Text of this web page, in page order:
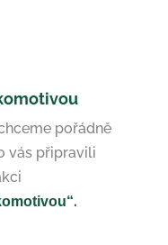
pořádně
vás připravili
.